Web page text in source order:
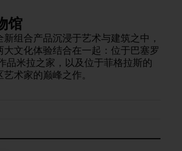
馆
组合产品沉浸于艺术与建筑之中，
文化体验结合在一起：位于巴塞罗
品米拉之家，以及位于菲格拉斯的
术家的巅峰之作。